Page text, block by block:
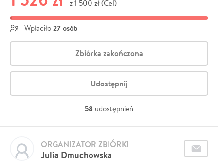
z 1 500 zł (Cel)
Wpłaciło 27 osób
Zbiórka zakończona
Udostępnij
58 udostępnień
Julia Dmuchowska
ORGANIZATOR ZBIÓRKI